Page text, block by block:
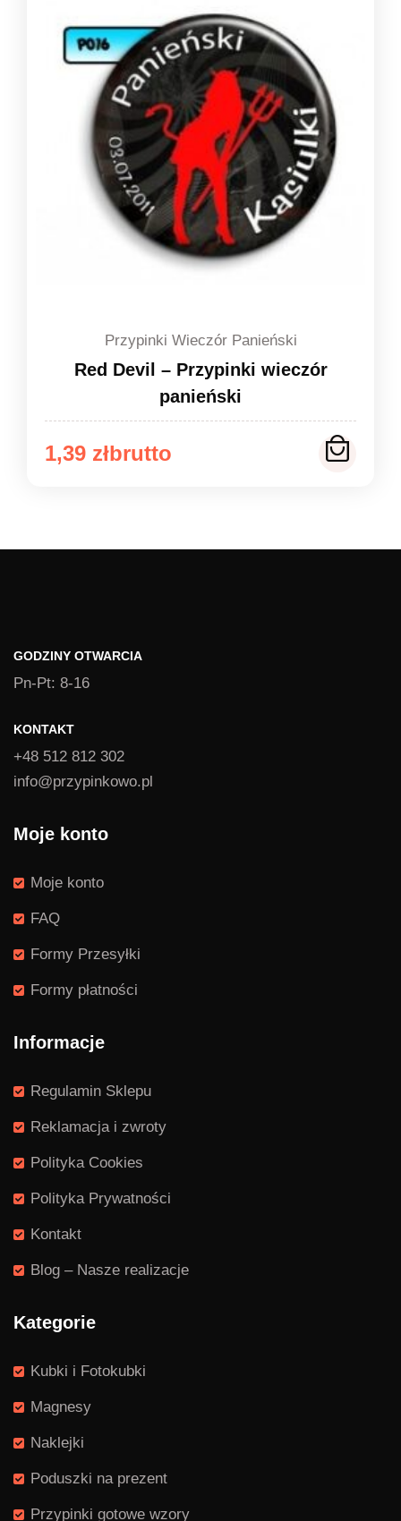
do
1,49 zł
Przypinki Wieczór Panieński
Red Devil – Przypinki wieczór
panieński
1,39 zł
Zakres
1,39 zł
GODZINY OTWARCIA
Pn-Pt: 8-16
KONTAKT
+48 512 812 302
info@przypinkowo.pl
Moje konto
Moje konto
FAQ
Formy Przesyłki
Formy płatności
Informacje
Regulamin Sklepu
Reklamacja i zwroty
Polityka Cookies
Polityka Prywatności
Kontakt
Blog – Nasze realizacje
Kategorie
Kubki i Fotokubki
Magnesy
Naklejki
Poduszki na prezent
Przypinki gotowe wzory